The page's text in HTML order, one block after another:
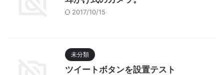
2017/10/15
未分類
ツイートボタンを設置テスト